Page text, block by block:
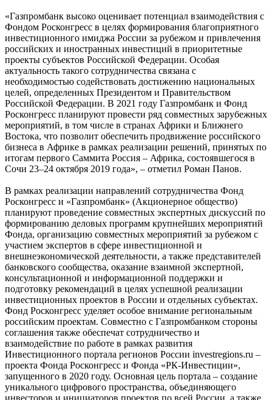
«Газпромбанк высоко оценивает потенциал взаимодействия с
Фондом Росконгресс в целях формирования благоприятного
инвестиционного имиджа России за рубежом и привлечения
российских и иностранных инвестиций в приоритетные
проекты субъектов Российской Федерации. Особая
актуальность такого сотрудничества связана с
необходимостью содействовать достижению национальных
целей, определенных Президентом и Правительством
Российской Федерации. В 2021 году Газпромбанк и Фонд
Росконгресс планируют провести ряд совместных зарубежных
мероприятий, в том числе в странах Африки и Ближнего
Востока, что позволит обеспечить продвижение российского
бизнеса в Африке в рамках реализации решений, принятых по
итогам первого Саммита Россия – Африка, состоявшегося в
Сочи 23–24 октября 2019 года», – отметил Роман Панов.
В рамках реализации направлений сотрудничества Фонд
Росконгресс и «Газпромбанк» (Акционерное общество)
планируют проведение совместных экспертных дискуссий по
формированию деловых программ крупнейших мероприятий
Фонда, организацию совместных мероприятий за рубежом с
участием экспертов в сфере инвестиционной и
внешнеэкономической деятельности, а также представителей
банковского сообщества, оказание взаимной экспертной,
консультационной и информационной поддержки и
подготовку рекомендаций в целях успешной реализации
инвестиционных проектов в России и отдельных субъектах.
Фонд Росконгресс уделяет особое внимание региональным
российским проектам. Совместно с Газпромбанком стороны
соглашения также обеспечат сотрудничество и
взаимодействие по работе в рамках развития
Инвестиционного портала регионов России investregions.ru –
проекта Фонда Росконгресс и Фонда «РК-Инвестиции»,
запущенного в 2020 году. Основная цель портала – создание
уникального цифрового пространства, объединяющего
инвесторов и инициаторов проектов по всей России, а также